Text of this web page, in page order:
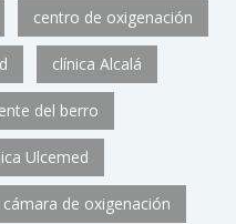
centro de oxigenación
clínica Alcalá
del berro
Ulcemed
cámara de oxigenación